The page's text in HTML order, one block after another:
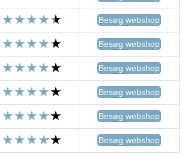
Besøg webshop
Besøg webshop
Besøg webshop
Besøg webshop
Besøg webshop
Besøg webshop